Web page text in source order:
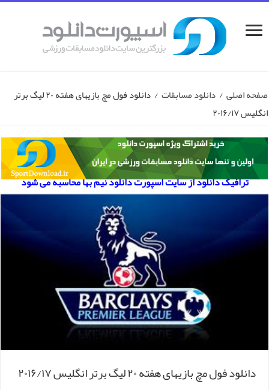
صفحه اصلی / دانلود مسابقات /
دانلود فول مچ بازیهای هفته ۲۰ لیگ برتر
انگلیس ۲۰۱۶/۱۷
ترافیک دانلود از سایت اسپورت دانلود نیم بها محاسبه می شود
دانلود فول مچ بازیهای هفته ۲۰ لیگ برتر انگلیس ۲۰۱۶/۱۷